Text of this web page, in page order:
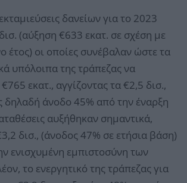
δανείων για το 2023
(αύξηση €633 εκατ. σε σχέση με
έτος) οι οποίες συνέβαλαν ώστε τα
υπόλοιπα της τράπεζας να
εκατ., αγγίζοντας τα €2,5 δισ.,
δηλαδή άνοδο 45% από την έναρξη
αυξήθηκαν σημαντικά,
δισ., (άνοδος 47% σε ετήσια βάση)
ενισχυμένη εμπιστοσύνη των
το ενεργητικό της τράπεζας για